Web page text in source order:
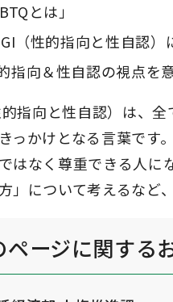
とは」
（性的指向と性自認）
指向＆性自認の視点を
指向と性自認）は、
っかけとなる言葉です
はなく尊重できる人に
」について考えるなど
ページに関する